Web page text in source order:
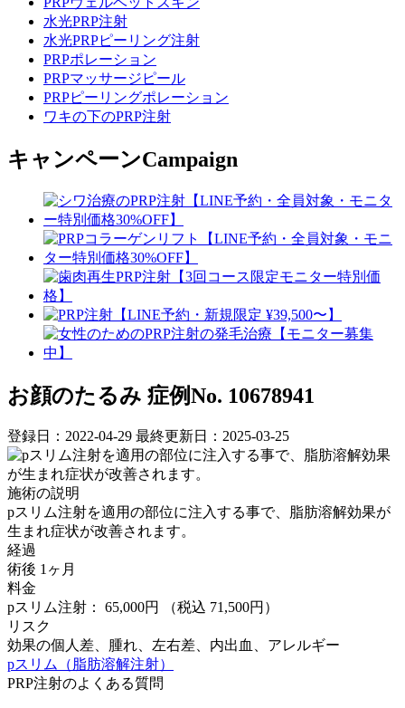
水光PRP注射
水光PRPピーリング注射
PRPポレーション
PRPマッサージピール
PRPピーリングポレーション
ワキの下のPRP注射
キャンペーンCampaign
お顔のたるみ 症例No. 10678941
登録日：2022-04-29 最終更新日：2025-03-25
施術の説明
pスリム注射を適用の部位に注入する事で、脂肪溶解効果が
生まれ症状が改善されます。
経過
術後 1ヶ月
料金
pスリム注射： 65,000円
（税込 71,500円）
リスク
効果の個人差、腫れ、左右差、内出血、アレルギー
pスリム（脂肪溶解注射）
PRP注射のよくある質問